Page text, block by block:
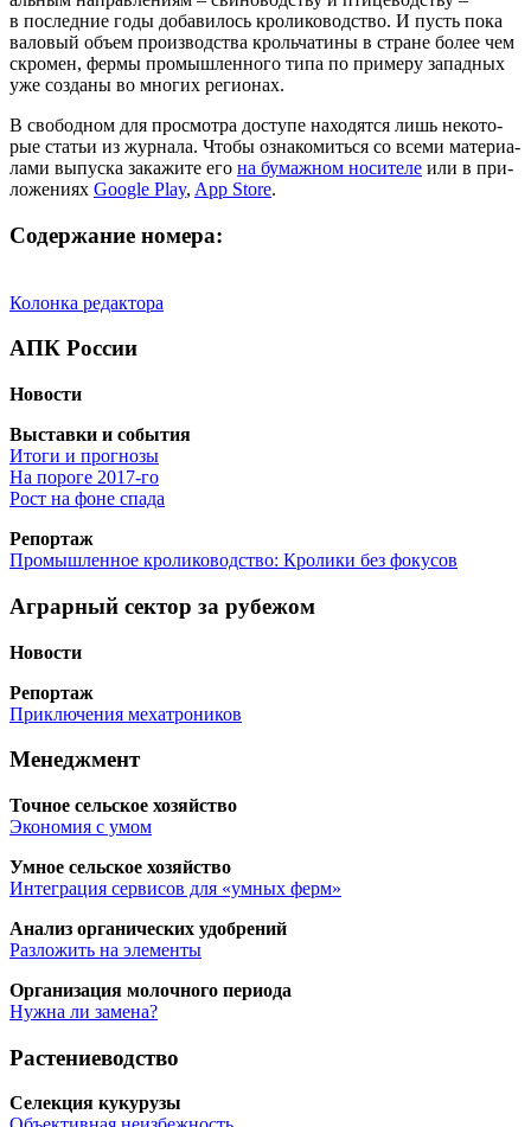
в послед­ние годы доба­ви­лось кро­ли­ко­вод­ство. И пусть пока
вало­вый объ­ем про­из­вод­ства кроль­ча­ти­ны в стране более чем
скро­мен, фер­мы про­мыш­лен­но­го типа по при­ме­ру запад­ных
уже созда­ны во мно­гих регионах.
В сво­бод­ном для про­смот­ра досту­пе нахо­дят­ся лишь неко­то­
рые ста­тьи из жур­на­ла. Что­бы озна­ко­мить­ся со все­ми мате­ри­а­
ла­ми выпус­ка зака­жи­те его на бумаж­ном носи­те­ле или в при­
ло­же­ни­ях Google Play, App Store.
Содержание номера:
Колон­ка редактора
АПК России
Ново­сти
Выстав­ки и события
Ито­ги и прогнозы
На поро­ге 2017‑го
Рост на фоне спада
Репор­таж
Про­мыш­лен­ное кро­ли­ко­вод­ство: Кро­ли­ки без фокусов
Аграрный сектор за рубежом
Ново­сти
Репор­таж
При­клю­че­ния мехатроников
Менеджмент
Точ­ное сель­ское хозяйство
Эко­но­мия с умом
Умное сель­ское хозяйство
Инте­гра­ция сер­ви­сов для «умных ферм»
Ана­лиз орга­ни­че­ских удобрений
Раз­ло­жить на элементы
Орга­ни­за­ция молоч­но­го периода
Нуж­на ли замена?
Растениеводство
Селек­ция кукурузы